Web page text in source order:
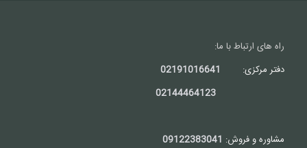
راه های ارتباط با ما:
دفتر مرکزی: 02191016641
02144464123
مشاوره و فروش: 09122383041